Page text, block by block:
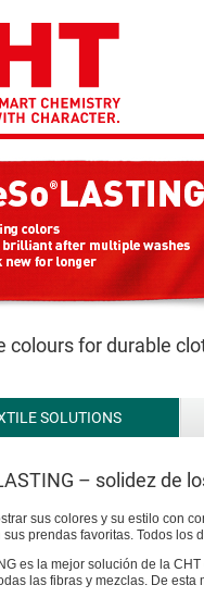
colours for durable
SOLUTIONS
– solidez de
sus colores y su estilo con
prendas favoritas. Todos los
es la mejor solución de la
las fibras y mezclas. De